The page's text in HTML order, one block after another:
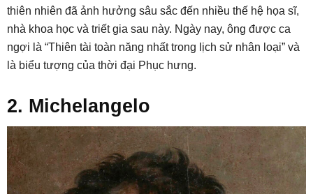
thiên nhiên đã ảnh hưởng sâu sắc đến nhiều thế hệ họa sĩ,
nhà khoa học và triết gia sau này. Ngày nay, ông được ca
ngợi là “Thiên tài toàn năng nhất trong lịch sử nhân loại” và
là biểu tượng của thời đại Phục hưng.
2. Michelangelo